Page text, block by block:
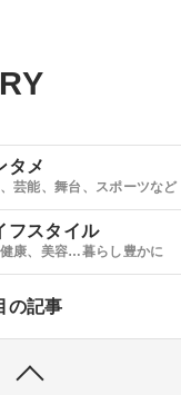
タメ
芸能、舞台、スポーツなど
フスタイル
康、美容…暮らし豊かに
の記事